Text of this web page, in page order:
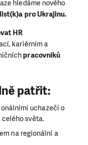
hledáme nového
pro Ukrajinu.
HR
kariérním a
pracovníků
patřit:
uchazeči o
světa.
na regionální a